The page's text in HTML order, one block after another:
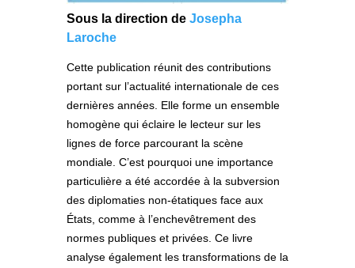
Sous la direction de Josepha
Laroche
Cette publication réunit des contributions
portant sur l’actualité internationale de ces
dernières années. Elle forme un ensemble
homogène qui éclaire le lecteur sur les
lignes de force parcourant la scène
mondiale. C’est pourquoi une importance
particulière a été accordée à la subversion
des diplomaties non-étatiques face aux
États, comme à l’enchevêtrement des
normes publiques et privées. Ce livre
analyse également les transformations de la